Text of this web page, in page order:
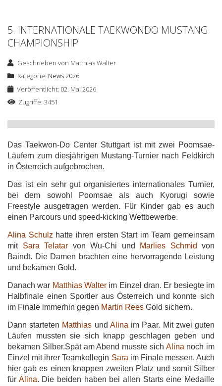
5. INTERNATIONALE TAEKWONDO MUSTANG
CHAMPIONSHIP
Geschrieben von Matthias Walter
Kategorie: News 2026
Veröffentlicht: 02. Mai 2026
Zugriffe: 3451
Das Taekwon-Do Center Stuttgart ist mit zwei Poomsae-
Läufern zum diesjährigen Mustang-Turnier nach Feldkirch
in Österreich aufgebrochen.
Das ist ein sehr gut organisiertes internationales Turnier,
bei dem sowohl Poomsae als auch Kyorugi sowie
Freestyle ausgetragen werden. Für Kinder gab es auch
einen Parcours und speed-kicking Wettbewerbe.
Alina Schulz hatte ihren ersten Start im Team gemeinsam
mit Sara Telatar von Wu-Chi und Marlies Schmid von
Baindt. Die Damen brachten eine hervorragende Leistung
und bekamen Gold.
Danach war Matthias Walter im Einzel dran. Er besiegte im
Halbfinale einen Sportler aus Österreich und konnte sich
im Finale immerhin gegen Martin Rees Gold sichern.
Dann starteten Matthias und Alina im Paar. Mit zwei guten
Läufen mussten sie sich knapp geschlagen geben und
bekamen Silber.Spät am Abend musste sich Alina noch im
Einzel mit ihrer Teamkollegin Sara im Finale messen. Auch
hier gab es einen knappen zweiten Platz und somit Silber
für Alina. Die beiden haben bei allen Starts eine Medaille